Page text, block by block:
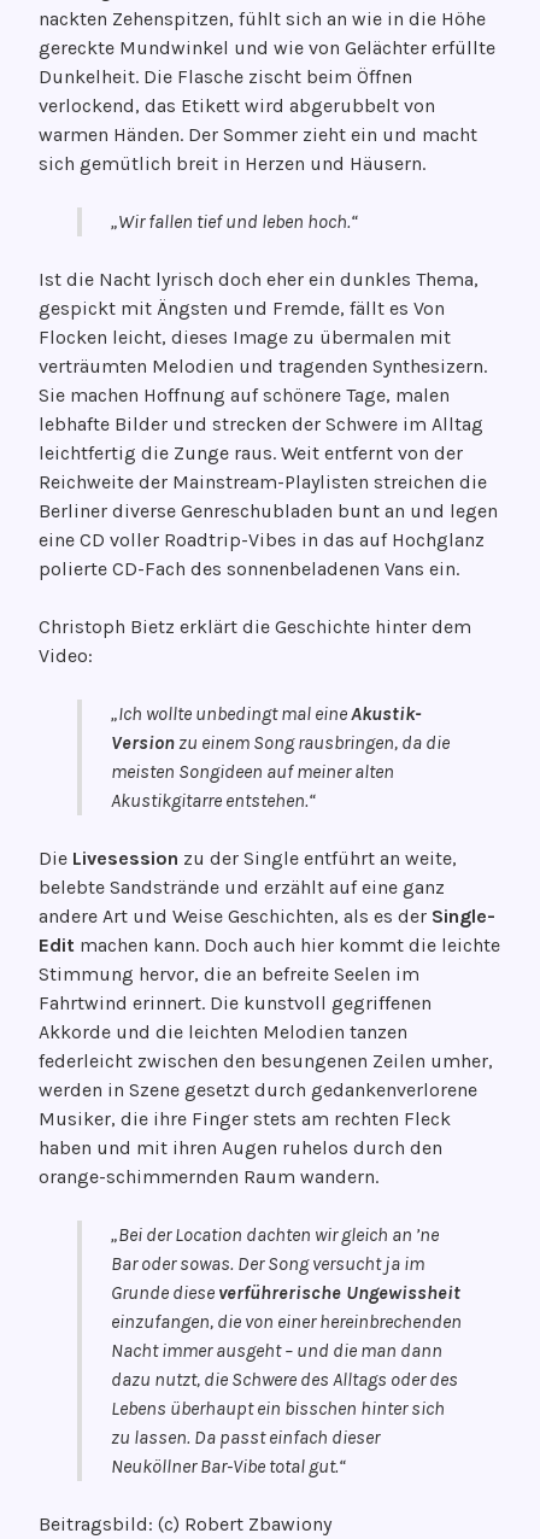
nackten Zehenspitzen, fühlt sich an wie in die Höhe
gereckte Mundwinkel und wie von Gelächter erfüllte
Dunkelheit. Die Flasche zischt beim Öffnen
verlockend, das Etikett wird abgerubbelt von
warmen Händen. Der Sommer zieht ein und macht
sich gemütlich breit in Herzen und Häusern.
„Wir fallen tief und leben hoch.“
Ist die Nacht lyrisch doch eher ein dunkles Thema,
gespickt mit Ängsten und Fremde, fällt es Von
Flocken leicht, dieses Image zu übermalen mit
verträumten Melodien und tragenden Synthesizern.
Sie machen Hoffnung auf schönere Tage, malen
lebhafte Bilder und strecken der Schwere im Alltag
leichtfertig die Zunge raus. Weit entfernt von der
Reichweite der Mainstream-Playlisten streichen die
Berliner diverse Genreschubladen bunt an und legen
eine CD voller Roadtrip-Vibes in das auf Hochglanz
polierte CD-Fach des sonnenbeladenen Vans ein.
Christoph Bietz erklärt die Geschichte hinter dem
Video:
„Ich wollte unbedingt mal eineAkustik-
Versionzu einem Song rausbringen, da die
meisten Songideen auf meiner alten
Akustikgitarre entstehen.“
Die Livesession zu der Single entführt an weite,
belebte Sandstrände und erzählt auf eine ganz
andere Art und Weise Geschichten, als es der Single-
Edit machen kann. Doch auch hier kommt die leichte
Stimmung hervor, die an befreite Seelen im
Fahrtwind erinnert. Die kunstvoll gegriffenen
Akkorde und die leichten Melodien tanzen
federleicht zwischen den besungenen Zeilen umher,
werden in Szene gesetzt durch gedankenverlorene
Musiker, die ihre Finger stets am rechten Fleck
haben und mit ihren Augen ruhelos durch den
orange-schimmernden Raum wandern.
„Bei der Location dachten wir gleich an ’ne
Bar oder sowas. Der Song versucht ja im
Grunde diese verführerische Ungewissheit
einzufangen, die von einer hereinbrechenden
Nacht immer ausgeht – und die man dann
dazu nutzt, die Schwere des Alltags oder des
Lebens überhaupt ein bisschen hinter sich
zu lassen. Da passt einfach dieser
Neuköllner Bar-Vibe total gut.“
Beitragsbild: (c) Robert Zbawiony